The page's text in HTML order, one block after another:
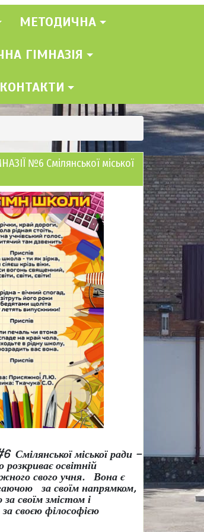
МЕТОДИЧНА
ГІМНАЗІЯ
КОНТАКТИ
№6 Смілянської міської
міської ради –
освітній
свого учня.
Вона є
за своїм напрямком,
своїм змістом і
своєю філософією